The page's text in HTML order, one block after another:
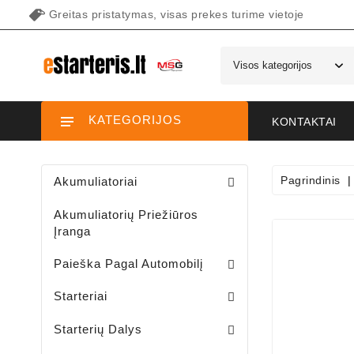
Greitas pristatymas, visas prekes turime vietoje
KONTAKTAI
KATEGORIJOS
Akumuliatoriai
Akumuliatorių Priežiūros
Įranga
Paieška Pagal Automobilį
Starteriai
Starterių Dalys
Pagrindinis